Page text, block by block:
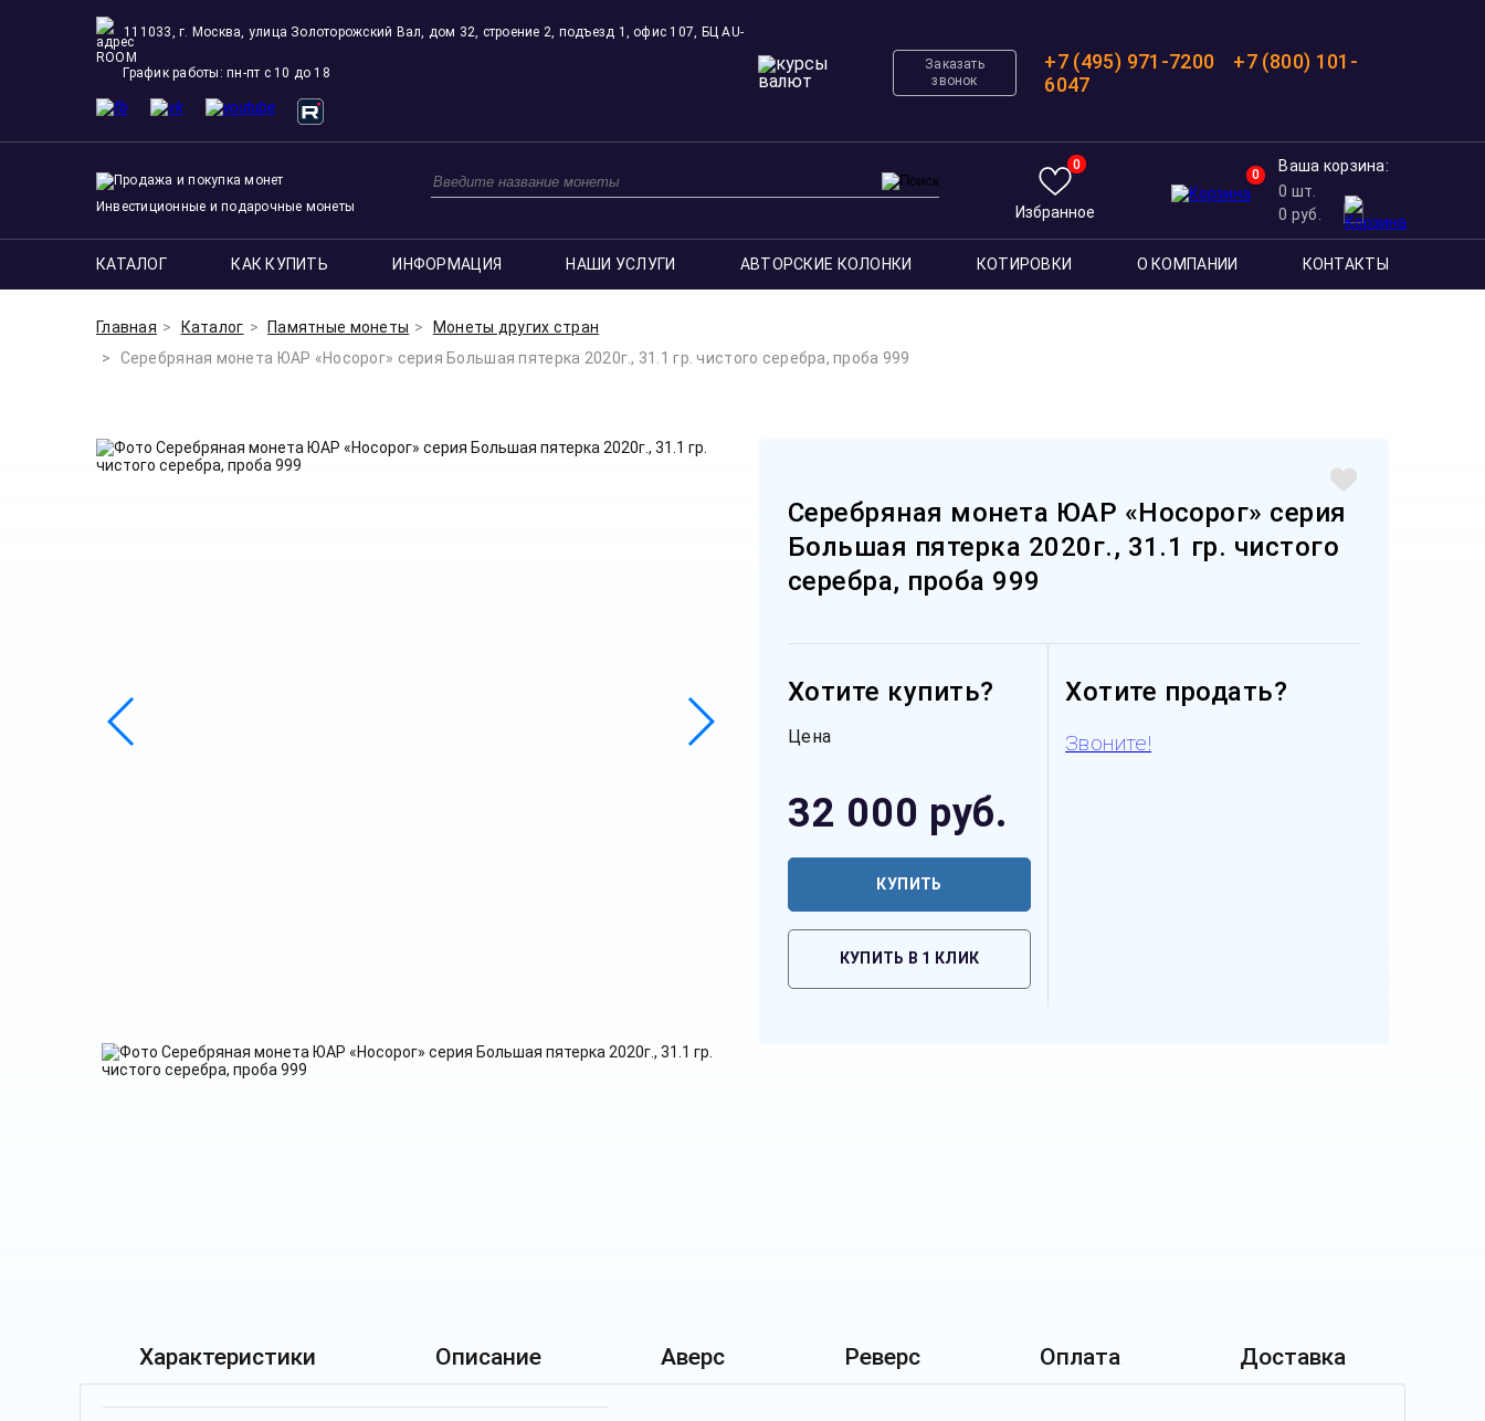
111033, г. Москва, улица Золоторожский Вал, дом 32, строение 2, подъезд 1, офис 107, БЦ AU-
ROOM
График работы: пн-пт с 10 до 18
Заказать
звонок
+7 (495) 971-7200
+7 (800) 101-
6047
Инвестиционные и подарочные монеты
0
Избранное
0
Ваша корзина:
0 шт.
0 руб.
КАТАЛОГ КАК КУПИТЬ ИНФОРМАЦИЯ НАШИ УСЛУГИ АВТОРСКИЕ КОЛОНКИ КОТИРОВКИ О КОМПАНИИ КОНТАКТЫ
Главная Каталог Памятные монеты
Монеты других стран
Серебряная монета ЮАР «Носорог» серия Большая пятерка 2020г., 31.1 гр. чистого серебра, проба 999
Серебряная монета ЮАР «Носорог» серия
Большая пятерка 2020г., 31.1 гр. чистого
серебра, проба 999
Хотите купить?
Цена
32 000 руб.
КУПИТЬ
КУПИТЬ В 1 КЛИК
Хотите продать?
Звоните!
Характеристики Описание Аверс Реверс Оплата Доставка